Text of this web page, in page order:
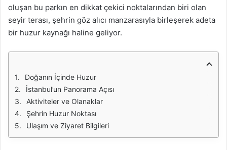
oluşan bu parkın en dikkat çekici noktalarından biri olan
seyir terası, şehrin göz alıcı manzarasıyla birleşerek adeta
bir huzur kaynağı haline geliyor.
Doğanın İçinde Huzur
İstanbul’un Panorama Açısı
Aktiviteler ve Olanaklar
Şehrin Huzur Noktası
Ulaşım ve Ziyaret Bilgileri